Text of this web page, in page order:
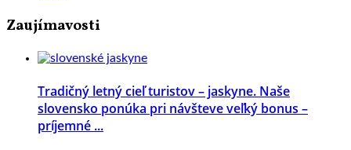
Zaujímavosti
Tradičný letný cieľ turistov – jaskyne. Naše
slovensko ponúka pri návšteve veľký bonus –
príjemné ...